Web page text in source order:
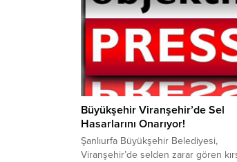
Büyükşehir Viranşehir’de Sel
Hasarlarını Onarıyor!
Şanlıurfa Büyükşehir Belediyesi,
Viranşehir’de selden zarar gören